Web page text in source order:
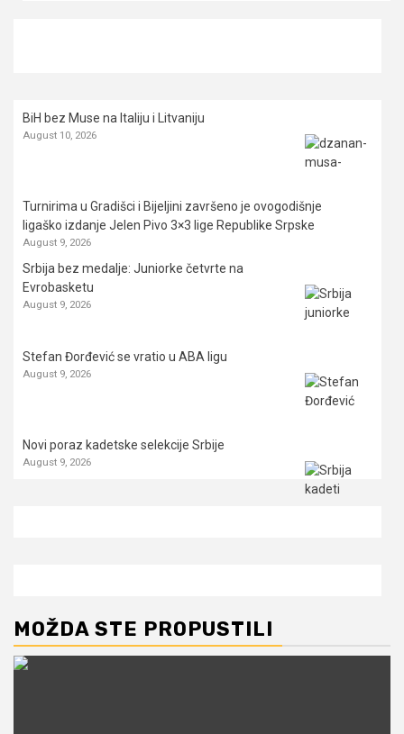
BiH bez Muse na Italiju i Litvaniju
August 10, 2026
Turnirima u Gradišci i Bijeljini završeno je ovogodišnje
ligaško izdanje Jelen Pivo 3×3 lige Republike Srpske
August 9, 2026
Srbija bez medalje: Juniorke četvrte na
Evrobasketu
August 9, 2026
Stefan Đorđević se vratio u ABA ligu
August 9, 2026
Novi poraz kadetske selekcije Srbije
August 9, 2026
MOŽDA STE PROPUSTILI